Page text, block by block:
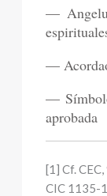
—
—
—
aprobada
[1] Cf.
CIC 1135-